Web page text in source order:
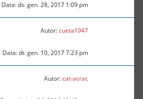
Data: ds. gen. 28, 2017 1:09 pm
Autor:cueta1947
Data: dt. gen. 10, 2017 7:23 pm
Autor:cat-acrac